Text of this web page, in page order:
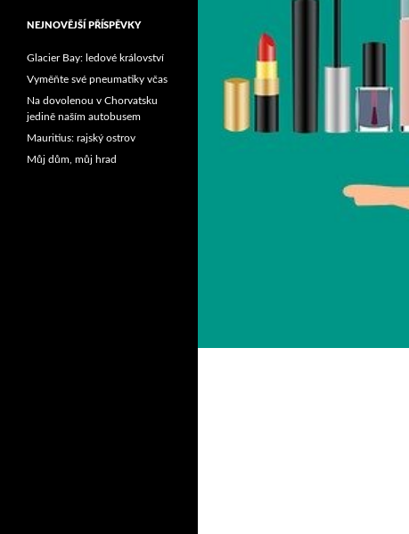
NEJNOVĚJŠÍ PŘÍSPĚVKY
Glacier Bay: ledové království
Vyměňte své pneumatiky včas
Na dovolenou v Chorvatsku
jedině naším autobusem
Mauritius: rajský ostrov
Můj dům, můj hrad